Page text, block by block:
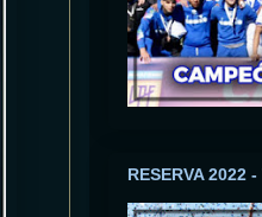
RESERVA 2022